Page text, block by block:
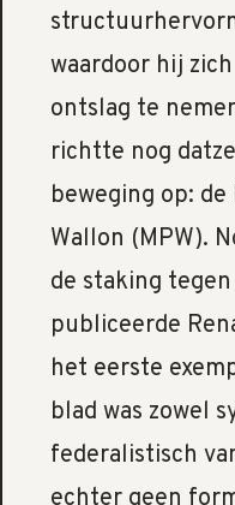
waardoor hij
ontslag te
richtte nog
beweging op:
Wallon (MPW).
de staking
publiceerde
het eerste
blad was zowel
federalistisch